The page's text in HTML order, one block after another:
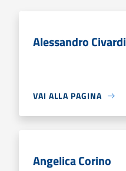
Alessandro Civardi
VAI ALLA PAGINA
Angelica Corino